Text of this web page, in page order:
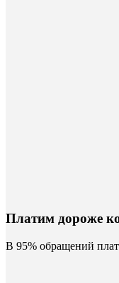
Платим дороже
В 95% обращений